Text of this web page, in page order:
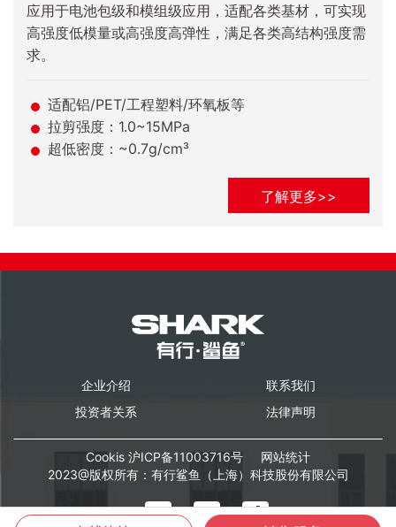
应用于电池包级和模组级应用，适配各类基材，可实现
高强度低模量或高强度高弹性，满足各类高结构强度需
求。
适配铝/PET/工程塑料/环氧板等
拉剪强度：1.0~15MPa
超低密度：~0.7g/cm³
了解更多>>
企业介绍
联系我们
投资者关系
法律声明
Cookis 沪ICP备11003716号
网站统计
2023@版权所有：有行鲨鱼（上海）科技股份有限公司